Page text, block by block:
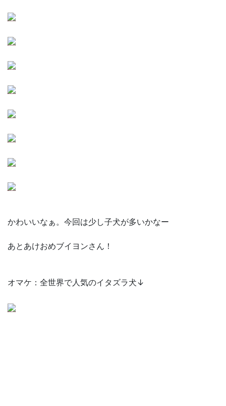
かわいいなぁ。今回は少し子犬が多いかなー
あとあけおめブイヨンさん！
オマケ：全世界で人気のイタズラ犬↓